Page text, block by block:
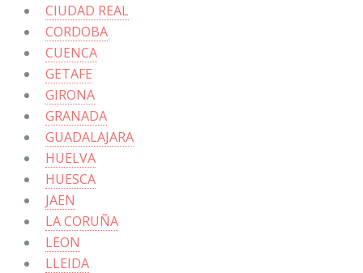
CIUDAD REAL
CORDOBA
CUENCA
GETAFE
GIRONA
GRANADA
GUADALAJARA
HUELVA
HUESCA
JAEN
LA CORUÑA
LEON
LLEIDA